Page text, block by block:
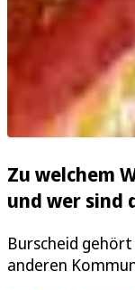
Zu welchem
und wer sind
Burscheid
anderen